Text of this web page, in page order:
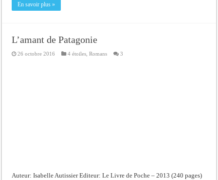
En savoir plus »
L’amant de Patagonie
26 octobre 2016 4 étoiles ,Romans 3
Auteur: Isabelle Autissier Editeur: Le Livre de Poche – 2013 (240 pages)